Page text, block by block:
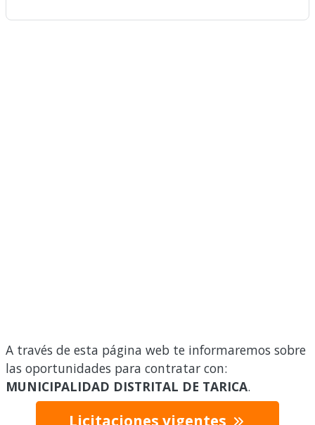
A través de esta página web te informaremos sobre
las oportunidades para contratar con:
MUNICIPALIDAD DISTRITAL DE TARICA.
Licitaciones vigentes